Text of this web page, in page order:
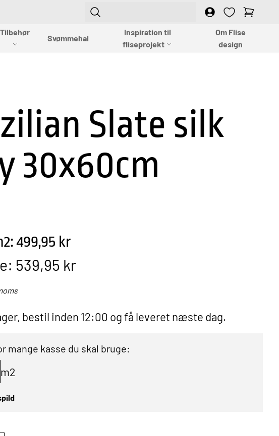
Tilbehør
Svømmehal
Inspiration til
fliseprojekt
Om Flise
design
Slate silk
30x60cm
499,95 kr
539,95 kr
bestil inden 12:00 og få leveret næste dag.
mange kasse du skal bruge:
m2